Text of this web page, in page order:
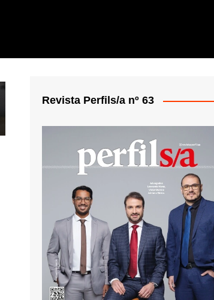
Revista Perfils/a nº 63